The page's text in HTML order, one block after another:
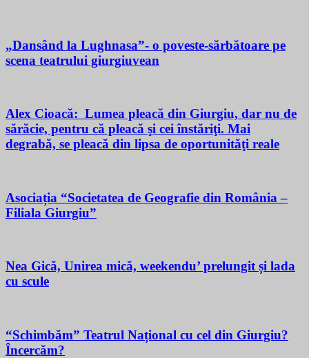
„Dansând la Lughnasa”- o poveste-sărbătoare pe
scena teatrului giurgiuvean
Alex Cioacă: Lumea pleacă din Giurgiu, dar nu de
sărăcie, pentru că pleacă şi cei înstăriţi. Mai
degrabă, se pleacă din lipsa de oportunităţi reale
Asociația “Societatea de Geografie din România –
Filiala Giurgiu”
Nea Gică, Unirea mică, weekendu’ prelungit și lada
cu scule
“Schimbăm” Teatrul Național cu cel din Giurgiu?
Încercăm?